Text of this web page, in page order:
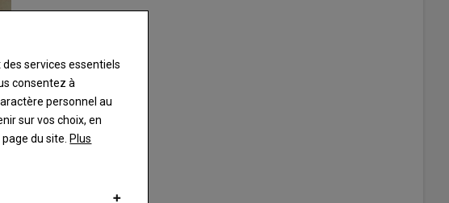
services essentiels
consentez à
personnel au
sur vos choix, en
du site. Plus